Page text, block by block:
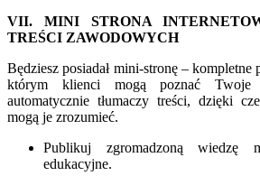
VII. MINI STRONA
TREŚCI ZAWODOWYCH
Będziesz posiadał mini-stronę – kompletne
którym klienci mogą poznać Twoje
automatycznie tłumaczy treści, dzięki
mogą je zrozumieć.
Publikuj zgromadzoną wiedzę
edukacyjne.